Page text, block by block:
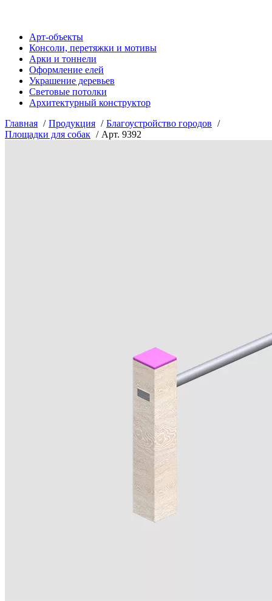
Арт-объекты
Консоли, перетяжки и мотивы
Арки и тоннели
Оформление елей
Украшение деревьев
Световые потолки
Архитектурный конструктор
Главная
Продукция
Благоустройство городов
Площадки для собак
Арт. 9392